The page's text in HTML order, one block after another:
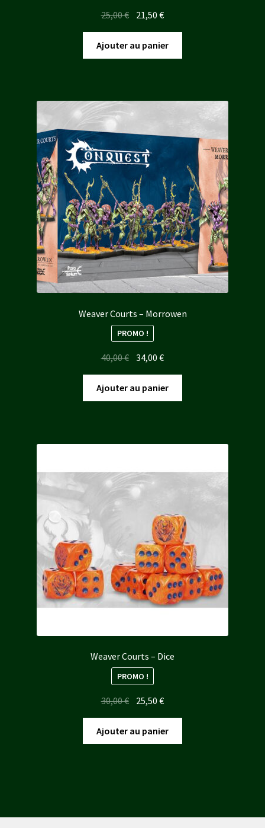
25,00€ Le
initial
était :
21,50€Le
actuel
est :
Ajouter au panier
Weaver Courts – Morrowen
PROMO !
40,00€ Le
prix
initial
était :
34,00€Le
prix
actuel
est :
Ajouter au panier
Weaver Courts – Dice
PROMO !
30,00€ Le
initial
était :
25,50€Le
actuel
est :
Ajouter au panier